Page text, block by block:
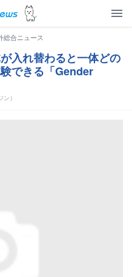
総合ニュース
入れ替わると一体どの
できる「Gender
）